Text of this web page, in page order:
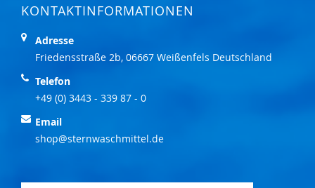
KONTAKTINFORMATIONEN
Adresse
Friedensstraße 2b, 06667 Weißenfels Deutschland
Telefon
+49 (0) 3443 - 339 87 - 0
Email
shop@sternwaschmittel.de